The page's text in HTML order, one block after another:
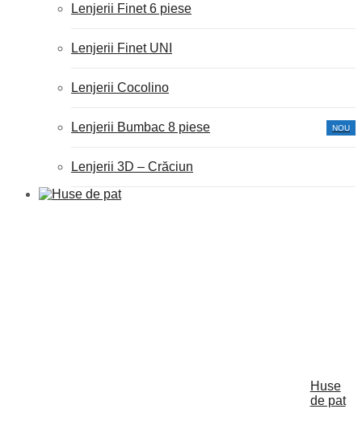
Lenjerii Finet 6 piese
Lenjerii Finet UNI
Lenjerii Cocolino
Lenjerii Bumbac 8 piese NOU
Lenjerii 3D – Crăciun
Huse
de pat